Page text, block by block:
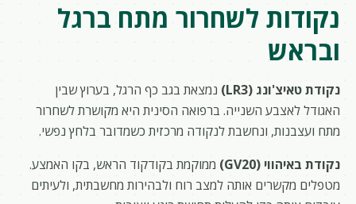
נקודות לשחרור מתח ברגל
ובראש
נקודת טאיצ'ונג (LR3)
נמצאת בגב כף הרגל, בערוץ שבין
האגודל לאצבע השנייה. ברפואה הסינית היא מקושרת לשחרור
מתח ועצבנות, ונחשבת לנקודה מרכזית כשמדובר בלחץ נפשי.
נקודת באיהווי (GV20)
ממוקמת בקודקוד הראש, בקו האמצע.
מטפלים מקשרים אותה למצב רוח ולבהירות מחשבתית, ולעיתים